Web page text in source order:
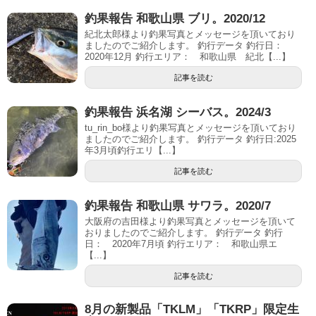
釣果報告 和歌山県 ブリ。2020/12
紀北太郎様より釣果写真とメッセージを頂いており
ましたのでご紹介します。 釣行データ 釣行日：
2020年12月 釣行エリア： 和歌山県 紀北【...】
記事を読む
釣果報告 浜名湖 シーバス。2024/3
tu_rin_bo様より釣果写真とメッセージを頂いており
ましたのでご紹介します。 釣行データ 釣行日:2025
年3月頃釣行エリ【...】
記事を読む
釣果報告 和歌山県 サワラ。2020/7
大阪府の吉田様より釣果写真とメッセージを頂いて
おりましたのでご紹介します。 釣行データ 釣行
日： 2020年7月頃 釣行エリア： 和歌山県エ
【...】
記事を読む
8月の新製品「TKLM」「TKRP」限定生